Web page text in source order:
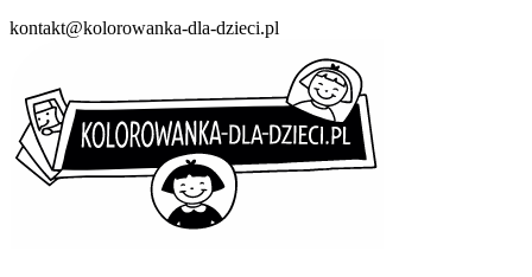
kontakt@kolorowanka-dla-dzieci.pl